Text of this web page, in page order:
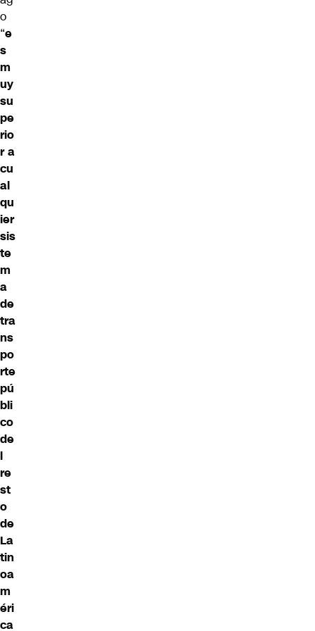
o
“e
s
m
uy
su
pe
rio
r a
cu
al
qu
ier
sis
te
m
a
de
tra
ns
po
rte
pú
bli
co
de
l
re
st
o
de
La
tin
oa
m
éri
ca